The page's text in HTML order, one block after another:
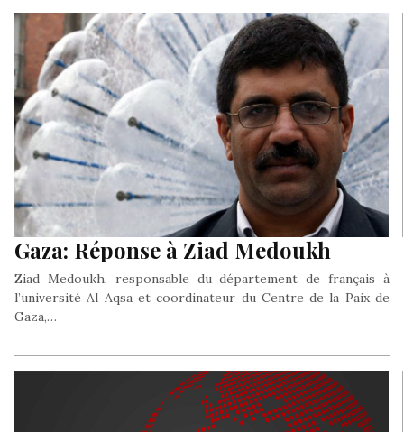
Gaza: Réponse à Ziad Medoukh
Ziad Medoukh, responsable du département de français à
l’université Al Aqsa et coordinateur du Centre de la Paix de
Gaza,…